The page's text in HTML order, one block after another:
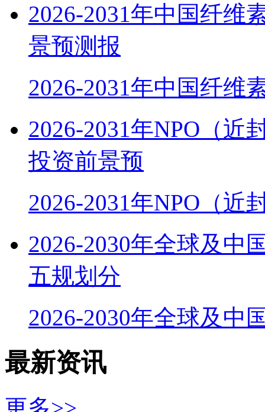
2026-2031年中国纤维
景预测报
2026-2031年中国纤维
2026-2031年NPO（近
投资前景预
2026-2031年NPO（近
2026-2030年全球及中
五规划分
2026-2030年全球及中
最新资讯